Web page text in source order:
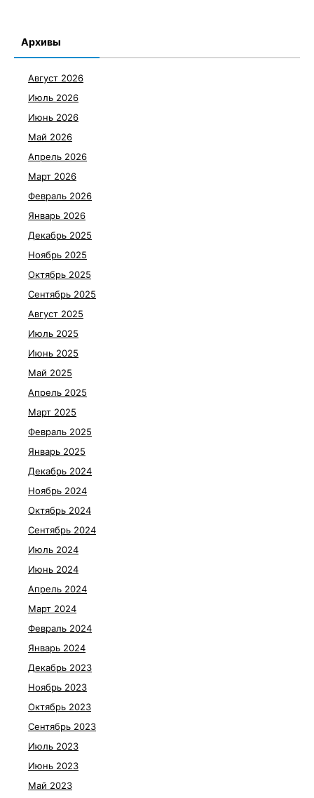
Архивы
Август 2026
Июль 2026
Июнь 2026
Май 2026
Апрель 2026
Март 2026
Февраль 2026
Январь 2026
Декабрь 2025
Ноябрь 2025
Октябрь 2025
Сентябрь 2025
Август 2025
Июль 2025
Июнь 2025
Май 2025
Апрель 2025
Март 2025
Февраль 2025
Январь 2025
Декабрь 2024
Ноябрь 2024
Октябрь 2024
Сентябрь 2024
Июль 2024
Июнь 2024
Апрель 2024
Март 2024
Февраль 2024
Январь 2024
Декабрь 2023
Ноябрь 2023
Октябрь 2023
Сентябрь 2023
Июль 2023
Июнь 2023
Май 2023